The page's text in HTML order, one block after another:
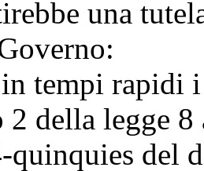
una
in tempi
della legge
quinquies del